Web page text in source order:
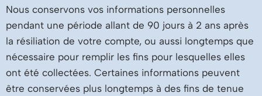
Nous conservons vos informations personnelles
pendant une période allant de 90 jours à 2 ans après
la résiliation de votre compte, ou aussi longtemps que
nécessaire pour remplir les fins pour lesquelles elles
ont été collectées. Certaines informations peuvent
être conservées plus longtemps à des fins de tenue